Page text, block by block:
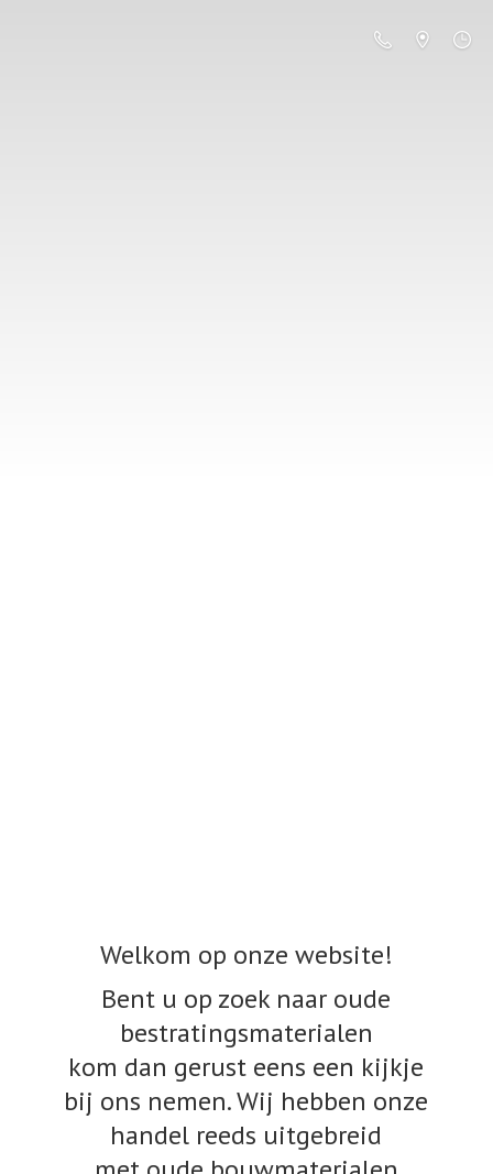
Welkom op onze website!
Bent u op zoek naar oude
bestratingsmaterialen
kom dan gerust eens een kijkje
bij ons nemen. Wij hebben onze
handel reeds uitgebreid